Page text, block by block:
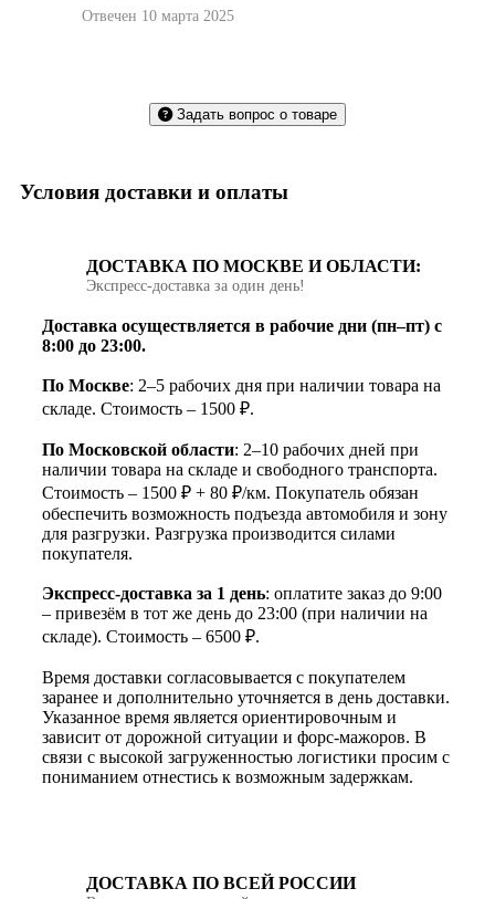
Отвечен 10 марта 2025
Задать вопрос о товаре
Условия доставки и оплаты
ДОСТАВКА ПО МОСКВЕ И ОБЛАСТИ:
Экспресс‑доставка за один день!
Доставка осуществляется в рабочие дни (пн–пт) с
8:00 до 23:00.
По Москве: 2–5 рабочих дня при наличии товара на
складе. Стоимость – 1500 ₽.
По Московской области: 2–10 рабочих дней при
наличии товара на складе и свободного транспорта.
Стоимость – 1500 ₽ + 80 ₽/км. Покупатель обязан
обеспечить возможность подъезда автомобиля и зону
для разгрузки. Разгрузка производится силами
покупателя.
Экспресс-доставка за 1 день: оплатите заказ до 9:00
– привезём в тот же день до 23:00 (при наличии на
складе). Стоимость – 6500 ₽.
Время доставки согласовывается с покупателем
заранее и дополнительно уточняется в день доставки.
Указанное время является ориентировочным и
зависит от дорожной ситуации и форс-мажоров. В
связи с высокой загруженностью логистики просим с
пониманием отнестись к возможным задержкам.
ДОСТАВКА ПО ВСЕЙ РОССИИ